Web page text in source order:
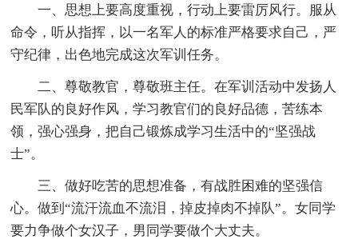
一、思想上要高度重视，行动上要雷厉风行。服从
命令，听从指挥，以一名军人的标准严格要求自己，严
守纪律，出色地完成这次军训任务。
二、尊敬教官，尊敬班主任。在军训活动中发扬人
民军队的良好作风，学习教官们的良好品德，苦练本
领，强心强身，把自己锻炼成学习生活中的“坚强战
士”。
三、做好吃苦的思想准备，有战胜困难的坚强信
心。做到“流汗流血不流泪，掉皮掉肉不掉队”。女同学
要力争做个女汉子，男同学要做个大丈夫。